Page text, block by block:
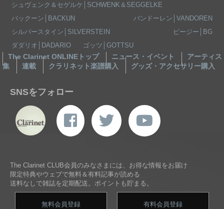
シュヴェンク＆セゲルケ│SCHWENK＆SEGGELKE
バックーン│BACKUN
バンドーレン│VANDOREN
シルバースタイン│SILVERSTEIN
ビージー│BG
ダダリオ│DADARIO
ゴッツ│GOTTSU
The Clarinet ONLINEトップ ニュース・イベント
アーティ
集
連載 クラリネット楽譜購入 グッズ・アクセサリー購入
SNSをフォロー
The Clarinet CLUB会員のみなさまには、お得な情報をお届け
限定特典やウェブで無料＆有料記事が読める
送料なしで雑誌を定期配送。ポイントも貯まる。
無料会員登録 有料会員登録